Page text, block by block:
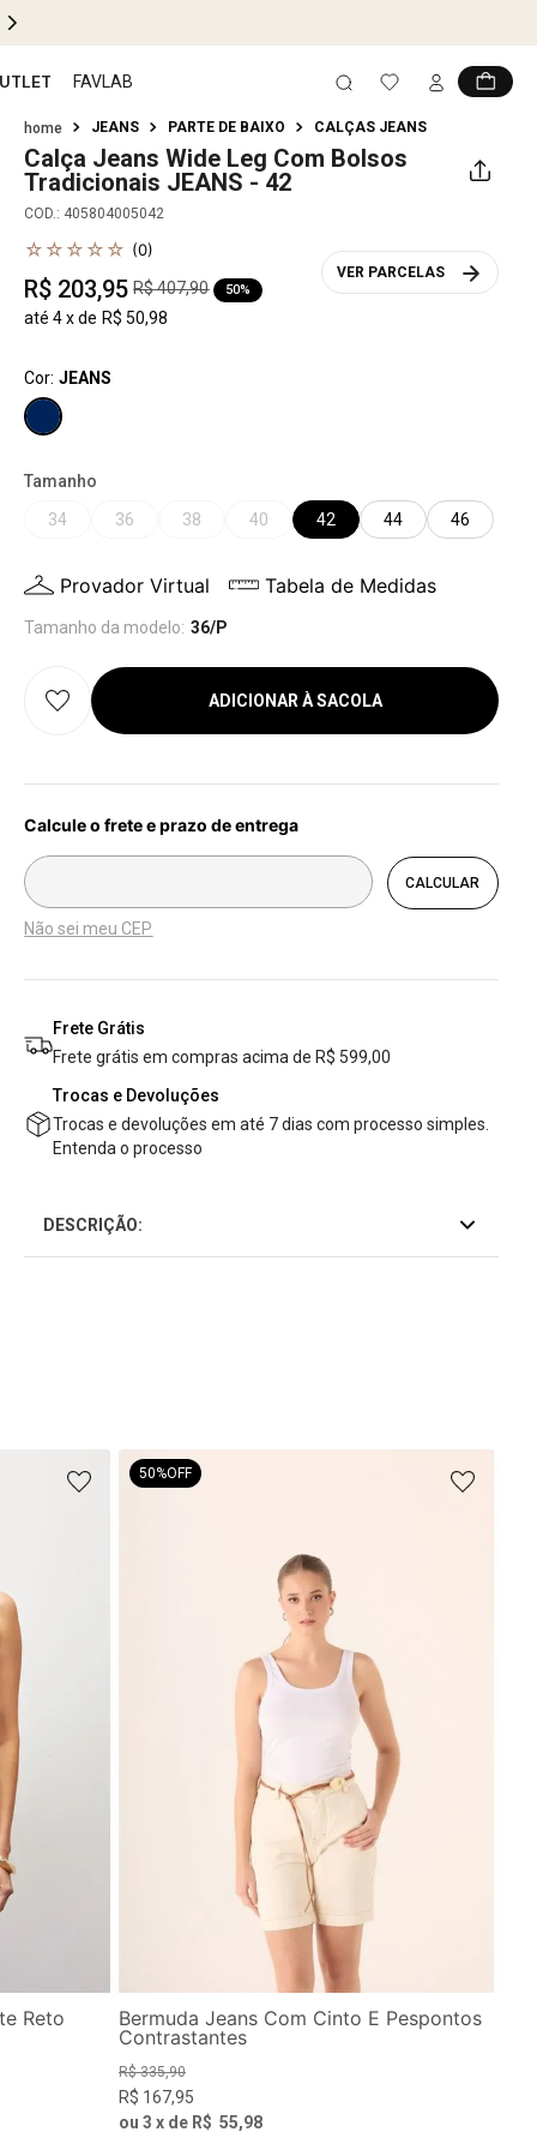
FAVLAB
JEANS PARTE DE BAIXO CALÇAS JEANS
Calça Jeans Wide Leg Com Bolsos
Tradicionais JEANS - 42
COD.: 405804005042
☆ ☆ ☆ ☆ ☆ (0)
R$ 203,95 R$407,90 50%
até 4 x de R$ 50,98
VER PARCELAS
Cor: JEANS
Tamanho
34
36 38 40 42 44 46
Provador Virtual Tabela de Medidas
Tamanho da modelo: 36/P
ADICIONAR À SACOLA
Não sei meu CEP
Frete Grátis
Frete grátis em compras acima de R$ 599,00
Trocas e Devoluções
Trocas e devoluções em até 7 dias com processo simples.
Entenda o processo
DESCRIÇÃO:
Reto
50%OFF
Bermuda Jeans Com Cinto E Pespontos
Contrastantes
R$ 335,90
R$ 167,95
ou 3 x de R$ 55,98